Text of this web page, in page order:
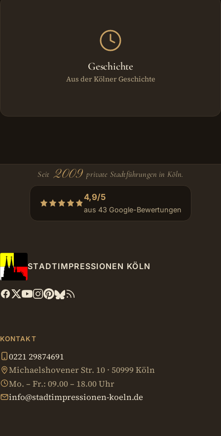
Geschichte
Aus der Kölner Geschichte
Seit 2009 private Stadtführungen in Köln.
4,9/5
aus 43 Google-Bewertungen
STADTIMPRESSIONEN KÖLN
KONTAKT
0221 29874691
Michaelshovener Str. 10 · 50999 Köln
Mo. – Fr.: 09.00 – 18.00 Uhr
info@stadtimpressionen-koeln.de